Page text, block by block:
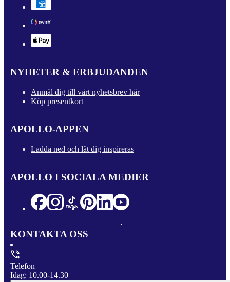
NYHETER & ERBJUDANDEN
Anmäl dig till vårt nyhetsbrev här
Köp presentkort
APOLLO-APPEN
Ladda ned och låt dig inspireras
APOLLO I SOCIALA MEDIER
KONTAKTA OSS
Telefon
Idag: 10.00-14.30